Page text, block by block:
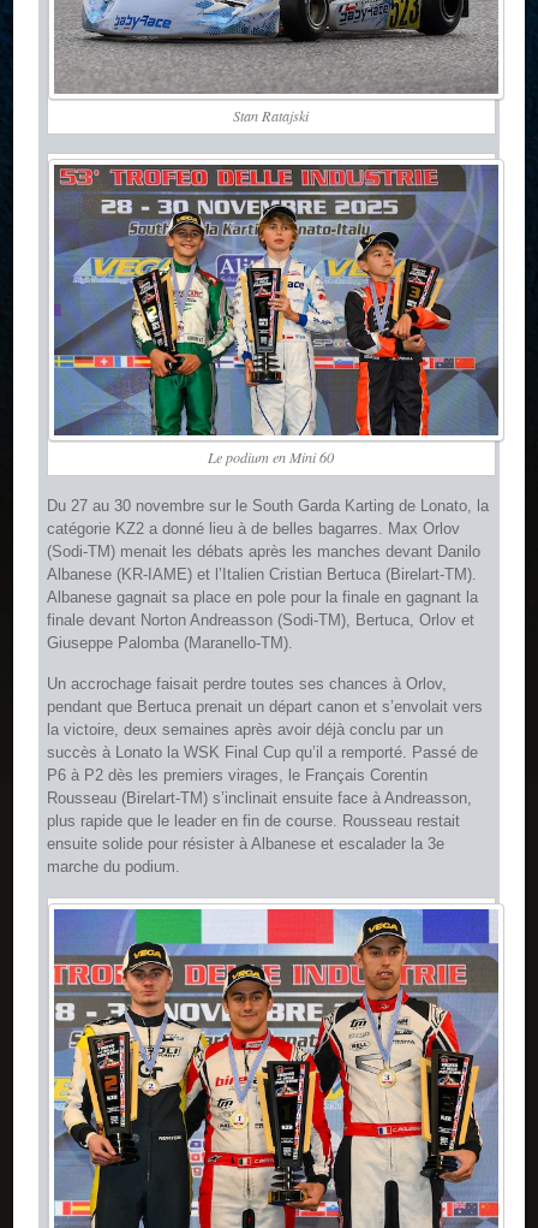
Stan Ratajski
Le podium en Mini 60
Du 27 au 30 novembre sur le South Garda Karting de Lonato, la
catégorie KZ2 a donné lieu à de belles bagarres. Max Orlov
(Sodi-TM) menait les débats après les manches devant Danilo
Albanese (KR-IAME) et l’Italien Cristian Bertuca (Birelart-TM).
Albanese gagnait sa place en pole pour la finale en gagnant la
finale devant Norton Andreasson (Sodi-TM), Bertuca, Orlov et
Giuseppe Palomba (Maranello-TM).
Un accrochage faisait perdre toutes ses chances à Orlov,
pendant que Bertuca prenait un départ canon et s’envolait vers
la victoire, deux semaines après avoir déjà conclu par un
succès à Lonato la WSK Final Cup qu’il a remporté. Passé de
P6 à P2 dès les premiers virages, le Français Corentin
Rousseau (Birelart-TM) s’inclinait ensuite face à Andreasson,
plus rapide que le leader en fin de course. Rousseau restait
ensuite solide pour résister à Albanese et escalader la 3e
marche du podium.